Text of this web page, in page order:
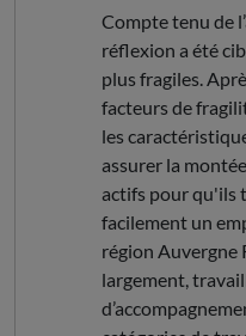
Compte tenu de
réflexion a été
plus fragiles.
facteurs de
les
assurer la
actifs pour qu'ils
facilement un
région Auvergne
largement,